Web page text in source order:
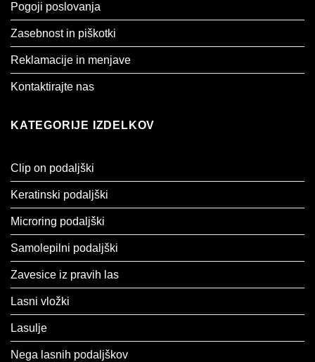
Pogoji poslovanja
Zasebnost in piškotki
Reklamacije in menjave
Kontaktirajte nas
KATEGORIJE IZDELKOV
Clip on podaljški
Keratinski podaljški
Microring podaljški
Samolepilni podaljški
Zavesice iz pravih las
Lasni vložki
Lasulje
Nega lasnih podaljškov